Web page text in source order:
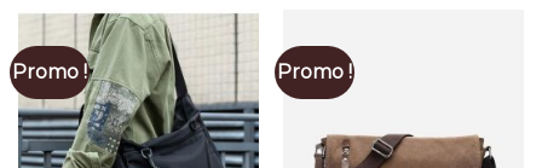
Promo ! Promo !